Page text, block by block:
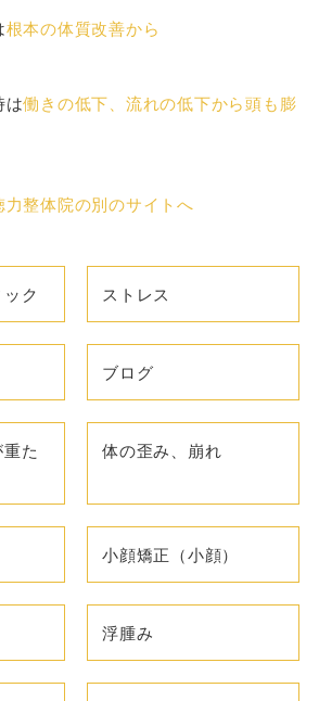
根本の体質改善から
は働きの低下、流れの低下から頭も膨
力整体院の別のサイトへ
ク ストレス
ブログ
た
体の歪み、崩れ
小顔矯正（小顔）
浮腫み